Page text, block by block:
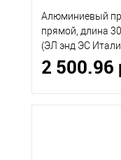
Алюминиевый
прямой, длина
(ЭЛ энд ЭС
2 500.96